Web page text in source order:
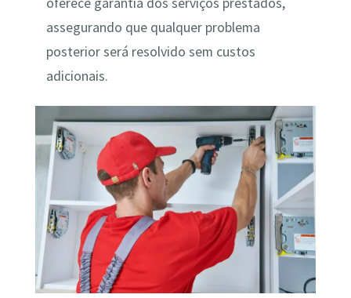
assegurando que qualquer problema
posterior será resolvido sem custos
adicionais.